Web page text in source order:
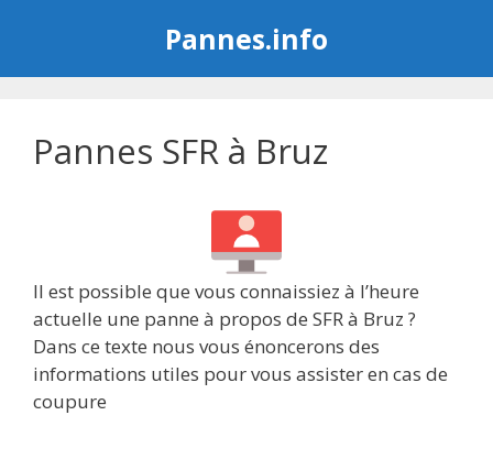
Pannes.info
Pannes SFR à Bruz
Il est possible que vous connaissiez à l’heure
actuelle une panne à propos de SFR à Bruz ?
Dans ce texte nous vous énoncerons des
informations utiles pour vous assister en cas de
coupure